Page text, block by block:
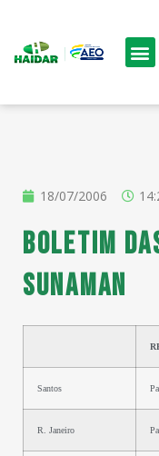
18/07/2006
Boletim
SUNAMAN
Santos
R. Janeiro